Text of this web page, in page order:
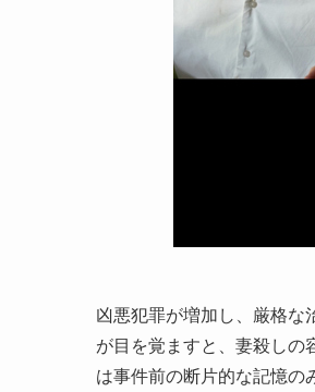
凶悪犯罪が増加し、厳格な
が目を覚ますと、妻殺しの
は事件前の断片的な記憶